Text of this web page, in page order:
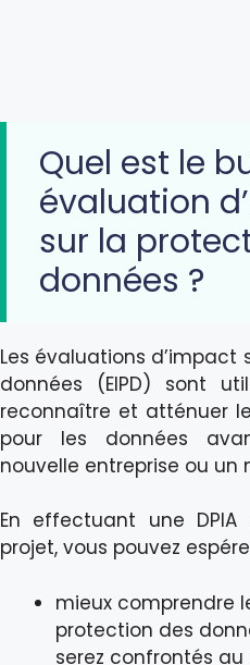
Quel est le
évaluation
sur la
données ?
Les évaluations d’impact
données (EIPD) sont
reconnaître et atténuer
pour les données
nouvelle entreprise ou un
En effectuant une
projet, vous pouvez
mieux comprendre
protection des
serez confrontés